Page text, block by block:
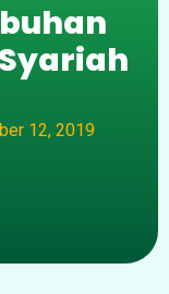
12, 2019